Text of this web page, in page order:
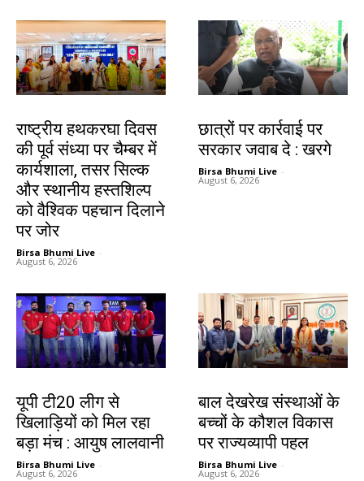
राष्ट्रीय हथकरघा दिवस
की पूर्व संध्या पर चैम्बर में
कार्यशाला, तसर सिल्क
और स्थानीय हस्तशिल्प
को वैश्विक पहचान दिलाने
पर जोर
Birsa Bhumi Live -
August 6, 2026
छात्रों पर कार्रवाई पर
सरकार जवाब दे : खरगे
Birsa Bhumi Live -
August 6, 2026
यूपी टी20 लीग से
खिलाड़ियों को मिल रहा
बड़ा मंच : आयुष लालवानी
Birsa Bhumi Live -
August 6, 2026
बाल देखरेख संस्थाओं के
बच्चों के कौशल विकास
पर राज्यव्यापी पहल
Birsa Bhumi Live -
August 6, 2026